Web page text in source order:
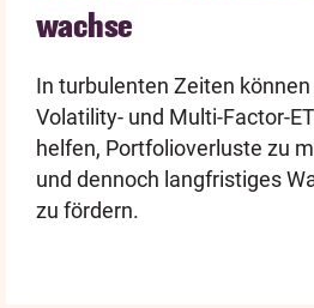
wachse
In turbulenten Zeiten
Volatility- und Multi-Factor-
helfen, Portfolioverluste zu
und dennoch langfristiges
zu fördern.